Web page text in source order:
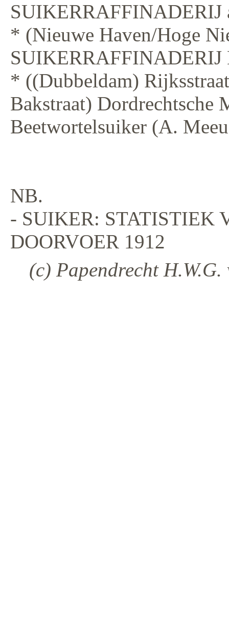
SUIKERRAFFINADERIJ
* (Nieuwe Haven/Hoge
SUIKERRAFFINADERIJ
* ((Dubbeldam)
Bakstraat) Dordrechtsche
Beetwortelsuiker (A.
NB.
- SUIKER: STATISTIEK
DOORVOER 1912
(c) Papendrecht